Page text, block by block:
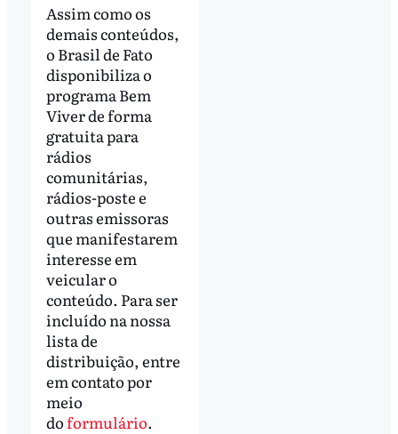
Assim como os
demais conteúdos,
o Brasil de Fato
disponibiliza o
programa Bem
Viver de forma
gratuita para
rádios
comunitárias,
rádios-poste e
outras emissoras
que manifestarem
interesse em
veicular o
conteúdo. Para ser
incluído na nossa
lista de
distribuição, entre
em contato por
meio
do formulário.